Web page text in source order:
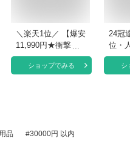
＼楽天1位／ 【爆安
11,990円★衝撃クー
ポンで】 ドライブ
レコーダー ミラー
デジ干渉対策 32GB
ショップでみる
24冠
位・
ライ
ミラ
シ
品 30000円 以内